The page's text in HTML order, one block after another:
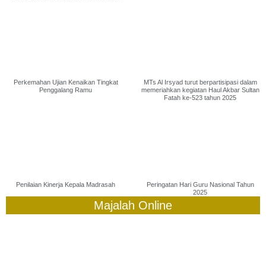
Perkemahan Ujian Kenaikan Tingkat
Penggalang Ramu
MTs Al Irsyad turut berpartisipasi dalam
memeriahkan kegiatan Haul Akbar Sultan
Fatah ke-523 tahun 2025
Penilaian Kinerja Kepala Madrasah
Peringatan Hari Guru Nasional Tahun
2025
Majalah Online